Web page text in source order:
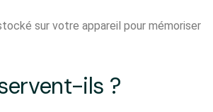
sur votre appareil pour mémoriser
ils ?